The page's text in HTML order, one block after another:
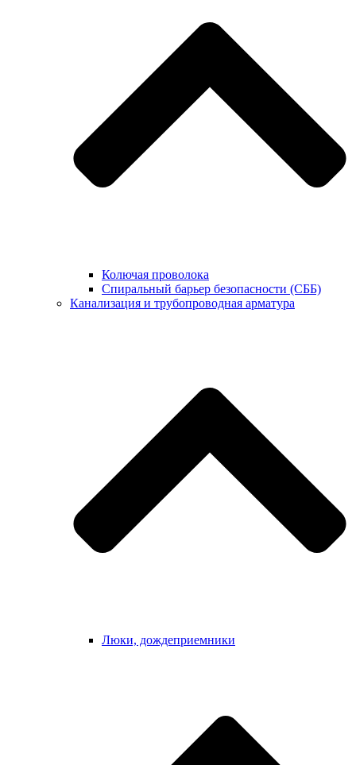
Колючая проволока
Спиральный барьер безопасности (СББ)
Канализация и трубопроводная арматура
Люки, дождеприемники